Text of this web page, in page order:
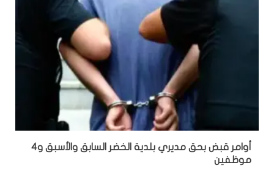
أوامر قبض بحق مديري بلدية الخضر السابق والأسبق و4
موظفين